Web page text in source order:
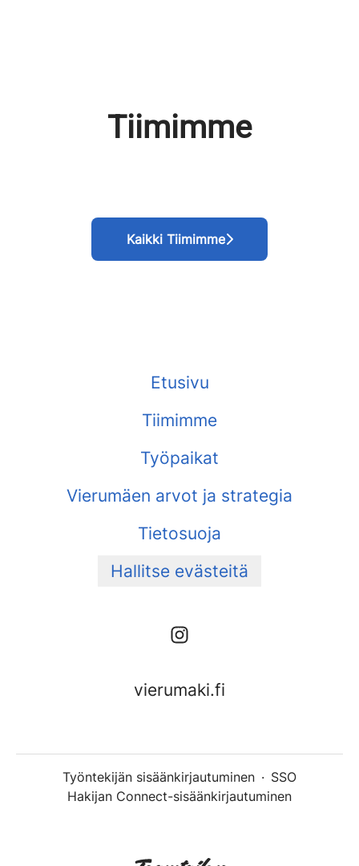
Tiimimme
Kaikki Tiimimme
Etusivu
Tiimimme
Työpaikat
Vierumäen arvot ja strategia
Tietosuoja
Hallitse evästeitä
vierumaki.fi
Työntekijän sisäänkirjautuminen · SSO
Hakijan Connect-sisäänkirjautuminen